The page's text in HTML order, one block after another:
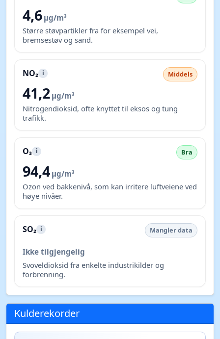
4,6 µg/m³
Større støvpartikler fra for eksempel vei,
bremsestøv og sand.
NO₂ i Middels
41,2 µg/m³
Nitrogendioksid, ofte knyttet til eksos og tung
trafikk.
O₃ i Bra
94,4 µg/m³
Ozon ved bakkenivå, som kan irritere luftveiene ved
høye nivåer.
SO₂ i Mangler data
Ikke tilgjengelig
Svoveldioksid fra enkelte industrikilder og
forbrenning.
Kulderekorder